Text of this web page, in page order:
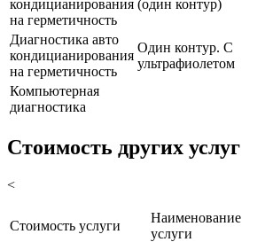
кондицианирования
на герметичность
(один контур)
Диагностика авто
кондицианирования
на герметичность
Один контур. С
ультрафиолетом
Компьютерная
диагностика
Стоимость других услуг
<
Стоимость услуги
Наименование
услуги